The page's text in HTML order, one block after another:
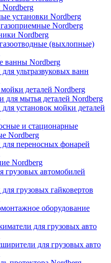
установки Nordberg
Nordberg
Nordberg
(выхлопные)
ванны Nordberg
для ультразвуковых ванн
деталей Nordberg
для мытья деталей Nordberg
для установок мойки деталей
и стационарные
Nordberg
для переносных фонарей
Nordberg
грузовых автомобилей
для грузовых гайковертов
оборудование
для грузовых авто
для грузовых авто